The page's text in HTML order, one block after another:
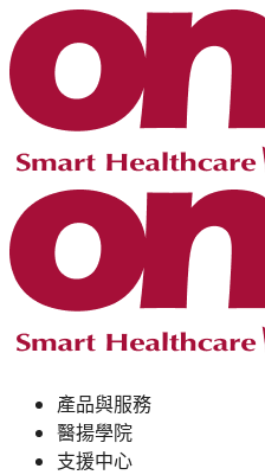
產品與服務
醫揚學院
支援中心